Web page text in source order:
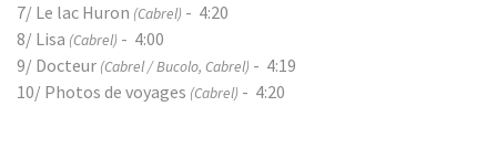
7/ Le lac Huron (Cabrel) - 4:20
8/ Lisa (Cabrel) - 4:00
9/ Docteur (Cabrel / Bucolo, Cabrel) - 4:19
10/ Photos de voyages (Cabrel) - 4:20